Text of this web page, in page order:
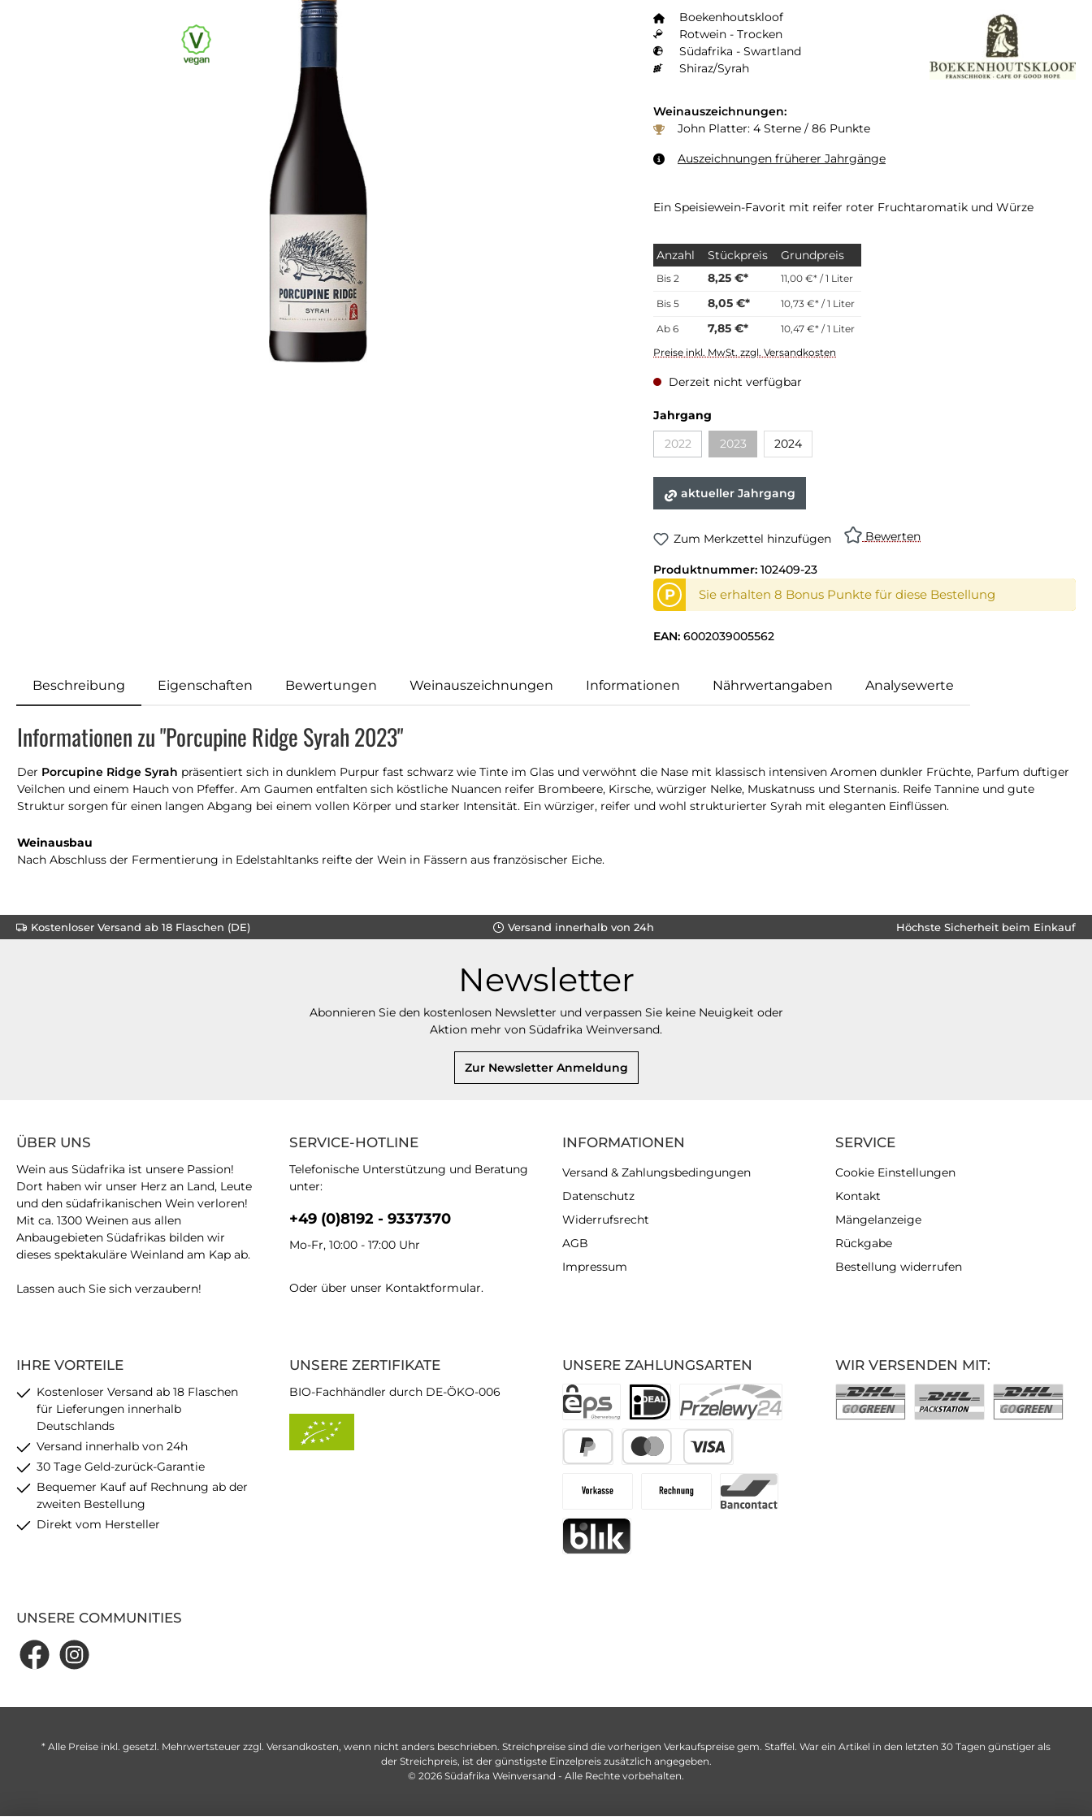
Boekenhoutskloof
Rotwein - Trocken
Südafrika - Swartland
Shiraz/Syrah
Weinauszeichnungen:
John Platter: 4 Sterne / 86 Punkte
Auszeichnungen früherer Jahrgänge
Ein Speisiewein-Favorit mit reifer roter Fruchtaromatik und Würze
Anzahl Stückpreis Grundpreis
Bis 2 8,25 €* 11,00 €* / 1 Liter
Bis 5 8,05 €* 10,73 €* / 1 Liter
Ab 6 7,85 €*
10,47 €* / 1 Liter
Preise inkl. MwSt. zzgl. Versandkosten
Derzeit nicht verfügbar
Jahrgang
2022
2023 2024
aktueller Jahrgang
Zum Merkzettel hinzufügen Bewerten
Produktnummer: 102409-23
P Sie erhalten 8 Bonus Punkte für diese Bestellung
EAN: 6002039005562
Beschreibung Eigenschaften Bewertungen Weinauszeichnungen Informationen Nährwertangaben Analysewerte
Informationen zu "Porcupine Ridge Syrah 2023"
Der Porcupine Ridge Syrah präsentiert sich in dunklem Purpur fast schwarz wie Tinte im Glas und verwöhnt die Nase mit klassisch intensiven Aromen dunkler Früchte, Parfum duftiger
Veilchen und einem Hauch von Pfeffer. Am Gaumen entfalten sich köstliche Nuancen reifer Brombeere, Kirsche, würziger Nelke, Muskatnuss und Sternanis. Reife Tannine und gute
Struktur sorgen für einen langen Abgang bei einem vollen Körper und starker Intensität. Ein würziger, reifer und wohl strukturierter Syrah mit eleganten Einflüssen.
Weinausbau
Nach Abschluss der Fermentierung in Edelstahltanks reifte der Wein in Fässern aus französischer Eiche.
Kostenloser Versand ab 18 Flaschen (DE) Versand innerhalb von 24h Höchste Sicherheit beim Einkauf
Newsletter
Abonnieren Sie den kostenlosen Newsletter und verpassen Sie keine Neuigkeit oder
Aktion mehr von Südafrika Weinversand.
Zur Newsletter Anmeldung
SERVICE-HOTLINE
Telefonische Unterstützung und Beratung
unter:
+49 (0)8192 - 9337370
Mo-Fr, 10:00 - 17:00 Uhr
Oder über unser Kontaktformular.
IHRE VORTEILE
Kostenloser Versand ab 18 Flaschen
für Lieferungen innerhalb
Deutschlands
Versand innerhalb von 24h
30 Tage Geld-zurück-Garantie
Bequemer Kauf auf Rechnung ab der
zweiten Bestellung
Direkt vom Hersteller
UNSERE ZAHLUNGSARTEN
ÜBER UNS
Wein aus Südafrika ist unsere Passion!
Dort haben wir unser Herz an Land, Leute
und den südafrikanischen Wein verloren!
Mit ca. 1300 Weinen aus allen
Anbaugebieten Südafrikas bilden wir
dieses spektakuläre Weinland am Kap ab.
Lassen auch Sie sich verzaubern!
UNSERE ZERTIFIKATE
BIO-Fachhändler durch DE-ÖKO-006
INFORMATIONEN
Versand & Zahlungsbedingungen
Datenschutz
Widerrufsrecht
AGB
Impressum
SERVICE
Cookie Einstellungen
Kontakt
Mängelanzeige
Rückgabe
Bestellung widerrufen
UNSERE COMMUNITIES
WIR VERSENDEN MIT:
* Alle Preise inkl. gesetzl. Mehrwertsteuer zzgl. Versandkosten, wenn nicht anders beschrieben. Streichpreise sind die vorherigen Verkaufspreise gem. Staffel. War ein Artikel in den letzten 30 Tagen günstiger als
der Streichpreis, ist der günstigste Einzelpreis zusätzlich angegeben.
© 2026 Südafrika Weinversand - Alle Rechte vorbehalten.